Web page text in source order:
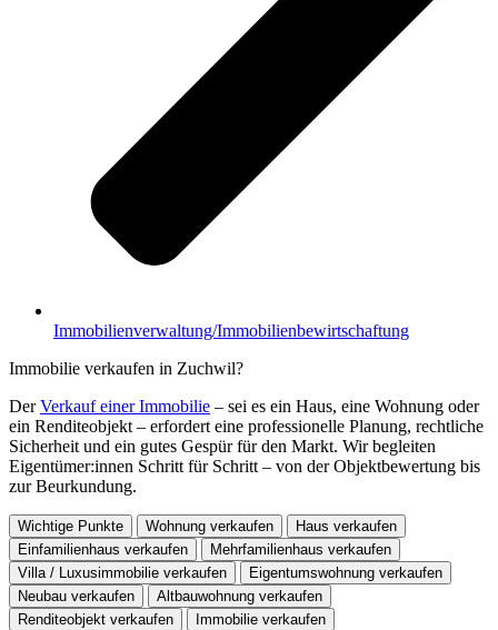
Immobilienverwaltung/Immobilienbewirtschaftung
Immobilie verkaufen in Zuchwil?
DerVerkauf einer Immobilie – sei es ein Haus, eine Wohnung oder
ein Renditeobjekt – erfordert eine professionelle Planung, rechtliche
Sicherheit und ein gutes Gespür für den Markt. Wir begleiten
Eigentümer:innen Schritt für Schritt – von der Objektbewertung bis
zur Beurkundung.
Wichtige Punkte Wohnung verkaufen
Haus verkaufen
Einfamilienhaus verkaufen
Mehrfamilienhaus verkaufen
Villa / Luxusimmobilie verkaufen
Eigentumswohnung verkaufen
Neubau verkaufen
Altbauwohnung verkaufen
Renditeobjekt verkaufen
Immobilie verkaufen